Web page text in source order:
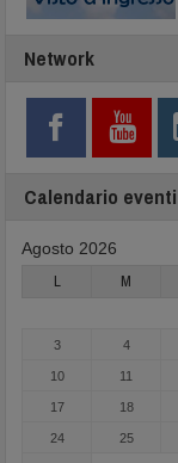
Network
Calendario eventi
Agosto 2026
L M
3 4
10 11
17 18
24 25